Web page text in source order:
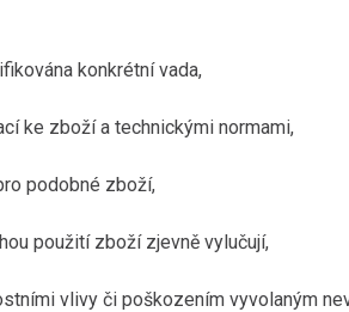
konkrétní vada,
ke zboží a technickými normami,
podobné zboží,
použití zboží zjevně vylučují,
vlivy či poškozením vyvolaným